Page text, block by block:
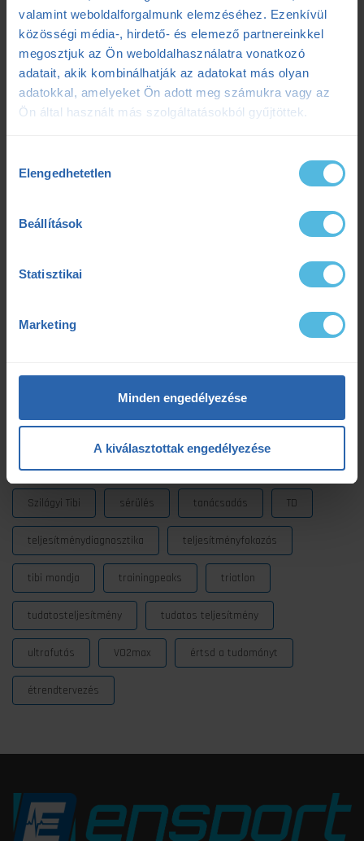
valamint weboldalforgalmunk elemzéséhez. Ezenkívül
közösségi média-, hirdető- és elemező partnereinkkel
megosztjuk az Ön weboldalhasználatra vonatkozó
adatait, akik kombinálhatják az adatokat más olyan
adatokkal, amelyeket Ön adott meg számukra vagy az
Ön által használt más szolgáltatásokból gyűjtöttek.
kiválasztása
Elengedhetetlen
Beállítások
Statisztikai
Marketing
Minden engedélyezése
A kiválasztottak engedélyezése
2025.07.07.
Ultrabalaton 2025: Csengő István sikeres egyéni teljesítése
Címkék
Dezső Dana edzés
fokozó futás
MLSS nutrium
Prémium edzéstervezés pulzus pályateszt
regeneráció résztáv sporttáplálkozás
Szilágyi Tibi sérülés tanácsadás TD
teljesítménydiagnosztika teljesítményfokozás
tibi mondja trainingpeaks triatlon
tudatosteljesítmény tudatos teljesítmény
ultrafutás VO2max értsd a tudományt
étrendtervezés